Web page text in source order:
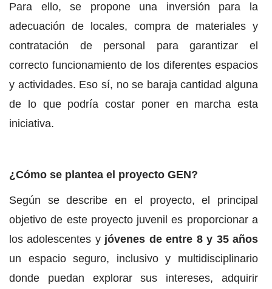
Para ello, se propone una inversión para la
adecuación de locales, compra de materiales y
contratación de personal para garantizar el
correcto funcionamiento de los diferentes espacios
y actividades. Eso sí, no se baraja cantidad alguna
de lo que podría costar poner en marcha esta
iniciativa.
¿Cómo se plantea el proyecto GEN?
Según se describe en el proyecto, el principal
objetivo de este proyecto juvenil es proporcionar a
los adolescentes yjóvenes de entre 8 y 35 años
un espacio seguro, inclusivo y multidisciplinario
donde puedan explorar sus intereses, adquirir